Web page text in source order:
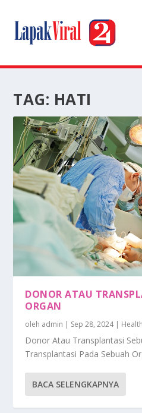
TAG: HATI
DONOR ATAU
ORGAN
oleh admin | Sep 28, 2024| Health
Donor Atau Transplantasi
Transplantasi Pada Sebuah
BACA SELENGKAPNYA